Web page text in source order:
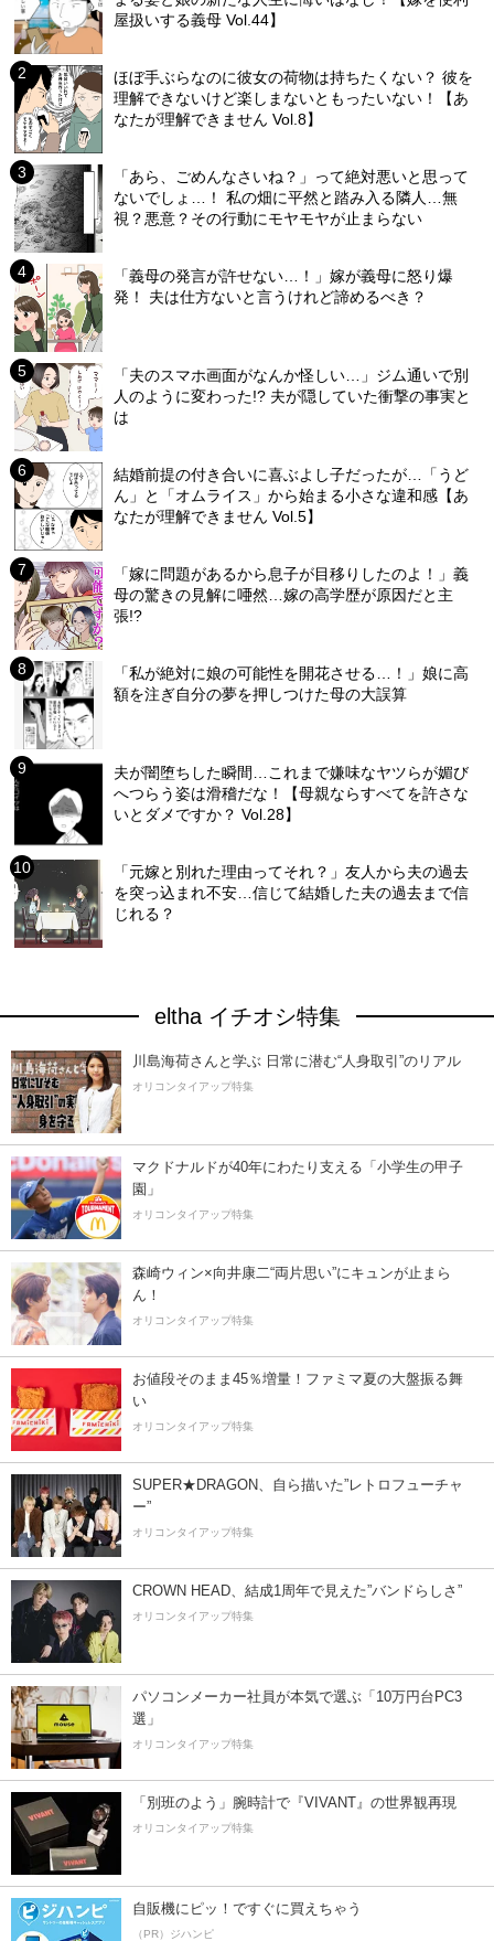
屋扱いする義母 Vol.44】
ほぼ手ぶらなのに彼女の荷物は持ちたくない？ 彼を
理解できないけど楽しまないともったいない！【あ
なたが理解できません Vol.8】
「あら、ごめんなさいね？」って絶対悪いと思って
ないでしょ…！ 私の畑に平然と踏み入る隣人…無
視？悪意？その行動にモヤモヤが止まらない
「義母の発言が許せない…！」嫁が義母に怒り爆
発！ 夫は仕方ないと言うけれど諦めるべき？
「夫のスマホ画面がなんか怪しい…」ジム通いで別
人のように変わった!? 夫が隠していた衝撃の事実と
は
結婚前提の付き合いに喜ぶよし子だったが…「うど
ん」と「オムライス」から始まる小さな違和感【あ
なたが理解できません Vol.5】
「嫁に問題があるから息子が目移りしたのよ！」義
母の驚きの見解に唖然…嫁の高学歴が原因だと主
張!?
「私が絶対に娘の可能性を開花させる…！」娘に高
額を注ぎ自分の夢を押しつけた母の大誤算
夫が闇堕ちした瞬間…これまで嫌味なヤツらが媚び
へつらう姿は滑稽だな！【母親ならすべてを許さな
いとダメですか？ Vol.28】
「元嫁と別れた理由ってそれ？」友人から夫の過去
を突っ込まれ不安…信じて結婚した夫の過去まで信
じれる？
eltha イチオシ特集
川島海荷さんと学ぶ 日常に潜む“人身取引”のリアル
オリコンタイアップ特集
マクドナルドが40年にわたり支える「小学生の甲子
園」
オリコンタイアップ特集
森崎ウィン×向井康二“両片思い”にキュンが止まら
ん！
オリコンタイアップ特集
お値段そのまま45％増量！ファミマ夏の大盤振る舞
い
オリコンタイアップ特集
SUPER★DRAGON、自ら描いた”レトロフューチャ
ー”
オリコンタイアップ特集
CROWN HEAD、結成1周年で見えた”バンドらしさ”
オリコンタイアップ特集
パソコンメーカー社員が本気で選ぶ「10万円台PC3
選」
オリコンタイアップ特集
「別班のよう」腕時計で『VIVANT』の世界観再現
オリコンタイアップ特集
自販機にピッ！ですぐに買えちゃう
（PR）ジハンピ